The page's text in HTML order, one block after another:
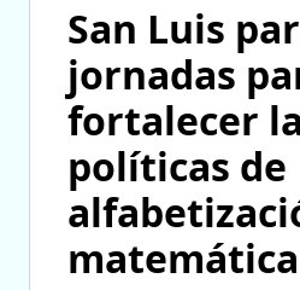
San Luis
jornadas
fortalecer
políticas de
matemática